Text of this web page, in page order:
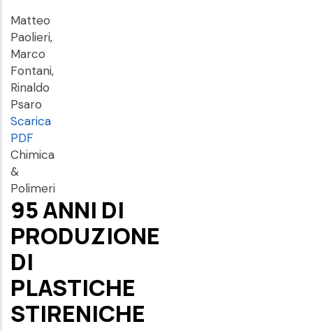
Matteo
Paolieri,
Marco
Fontani,
Rinaldo
Psaro
Scarica
PDF
Chimica
&
Polimeri
95 ANNI DI
PRODUZIONE
DI
PLASTICHE
STIRENICHE